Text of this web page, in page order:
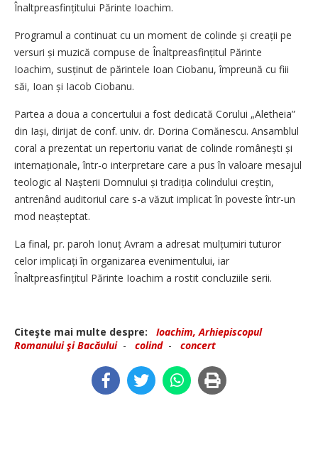
Înaltpreasfințitului Părinte Ioachim.
Programul a continuat cu un moment de colinde și creații pe
versuri și muzică compuse de Înaltpreasfințitul Părinte
Ioachim, susținut de părintele Ioan Ciobanu, împreună cu fiii
săi, Ioan și Iacob Ciobanu.
Partea a doua a concertului a fost dedicată Corului „Aletheia”
din Iași, dirijat de conf. univ. dr. Dorina Comănescu. Ansamblul
coral a prezentat un repertoriu variat de colinde românești și
internaționale, într-o interpretare care a pus în valoare mesajul
teologic al Nașterii Domnului și tradiția colindului creștin,
antrenând auditoriul care s-a văzut implicat în poveste într-un
mod neașteptat.
La final, pr. paroh Ionuț Avram a adresat mul­țumiri tuturor
celor implicați în organizarea evenimentului, iar
Înaltpreasfințitul Părinte Ioachim a rostit concluziile serii.
Citeşte mai multe despre:
Ioachim, Arhiepiscopul
Romanului şi Bacăului- colind- concert